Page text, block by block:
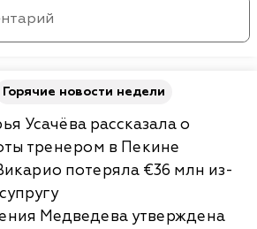
Горячие новости недели
Усачёва рассказала о
тренером в Пекине
потеряла €36 млн из-
Медведева утверждена